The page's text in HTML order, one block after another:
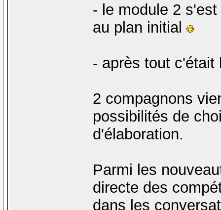
- le module 2
au plan initial
- après tout
2 compagnons
possibilités de
d'élaboration.
Parmi les
directe des
dans les